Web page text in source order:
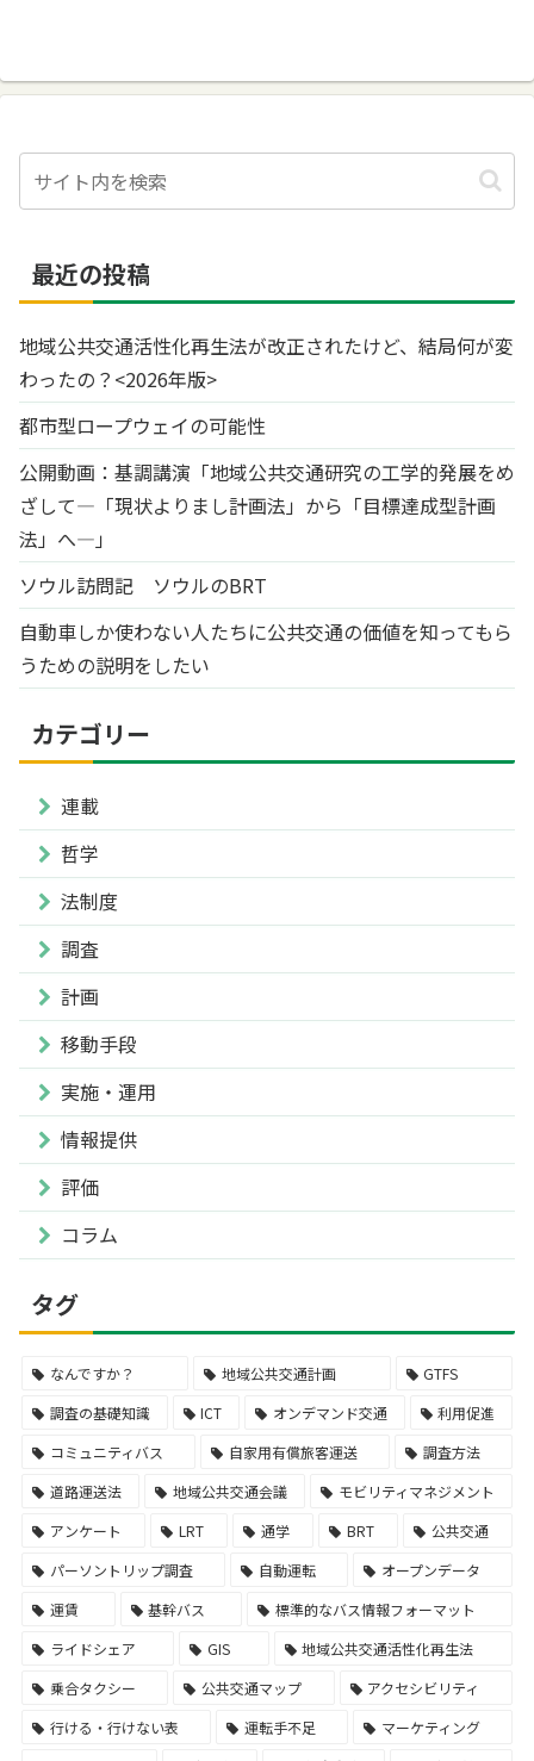
最近の投稿
地域公共交通活性化再生法が改正されたけど、結局何が変
わったの？<2026年版>
都市型ロープウェイの可能性
公開動画：基調講演「地域公共交通研究の工学的発展をめ
ざして―「現状よりまし計画法」から「目標達成型計画
法」へ―」
ソウル訪問記 ソウルのBRT
自動車しか使わない人たちに公共交通の価値を知ってもら
うための説明をしたい
カテゴリー
連載
哲学
法制度
調査
計画
移動手段
実施・運用
情報提供
評価
コラム
タグ
なんですか？ 地域公共交通計画
GTFS
調査の基礎知識
ICT オンデマンド交通
利用促進
コミュニティバス
自家用有償旅客運送
調査方法
道路運送法
地域公共交通会議
モビリティマネジメント
アンケート
LRT 通学 BRT
公共交通
パーソントリップ調査
自動運転
オープンデータ
運賃
基幹バス
標準的なバス情報フォーマット
ライドシェア
GIS
地域公共交通活性化再生法
乗合タクシー
公共交通マップ
アクセシビリティ
行ける・行けない表
運転手不足
マーケティング